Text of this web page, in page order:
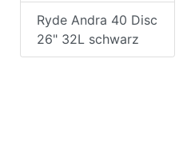
Ryde Andra 40 Disc
26" 32L schwarz